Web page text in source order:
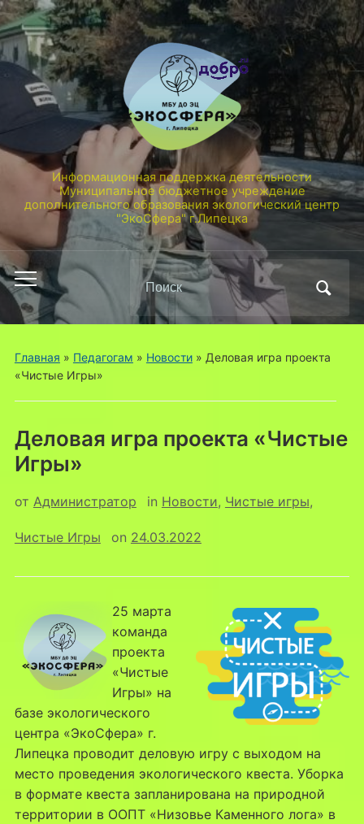
Информационная поддержка деятельности
Муниципальное бюджетное учреждение
дополнительного образования экологический центр
"ЭкоСфера" г.Липецка
Переключить
мобильное
меню
Поиск
по:
Главная » Педагогам » Новости» Деловая игра проекта
«Чистые Игры»
Деловая игра проекта «Чистые
Игры»
от Администратор in Новости, Чистые игры,
Чистые Игры on 24.03.2022
25 марта
команда
проекта
«Чистые
Игры» на
базе экологического
центра «ЭкоСфера» г.
Липецка проводит деловую игру с выходом на
место проведения экологического квеста. Уборка
в формате квеста запланирована на природной
территории в ООПТ «Низовье Каменного лога» в